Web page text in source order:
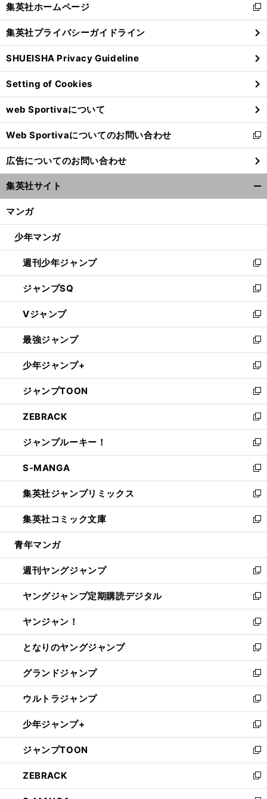
閉
る
集英社ホームページ
新
し
い
ウ
ィ
ン
ド
ウ
で
開
く
集英社プライバシーガイドライン
SHUEISHA Privacy Guideline
Setting of Cookies
web Sportivaについて
Web Sportivaについてのお問い合わせ
新
し
い
ウ
ィ
ン
ウ
開
く
広告についてのお問い合わせ
集英社サイト
マンガ
少年マンガ
週刊少年ジャンプ
新
し
い
ウ
ィ
ン
ド
ウ
で
開
く
ジャンプSQ
新
し
い
ウ
ィ
ン
ド
ウ
で
開
く
Vジャンプ
新
し
い
ウ
ィ
ン
ド
ウ
で
開
く
最強ジャンプ
新
し
い
ウ
ィ
ン
ド
ウ
で
開
く
少年ジャンプ+
新
し
い
ウ
ィ
ン
ド
ウ
で
開
く
ジャンプTOON
新
し
い
ウ
ィ
ン
ド
ウ
で
開
く
ZEBRACK
新
し
い
ウ
ィ
ン
ド
ウ
で
開
ジャンプルーキー！
新
し
い
ウ
ィ
ン
ド
ウ
開
く
S-MANGA
新
し
い
ウ
ィ
ン
ウ
で
開
く
集英社ジャンプリミックス
新
し
い
ウ
ン
ド
ウ
で
開
く
集英社コミック文庫
新
し
ウ
ィ
ン
ド
ウ
で
開
く
青年マンガ
週刊ヤングジャンプ
新
し
い
ウ
ィ
ン
ド
ウ
で
開
く
ヤングジャンプ定期購読デジタル
新
し
い
ウ
ィ
ン
ド
ウ
で
開
く
ヤンジャン！
新
し
い
ウ
ィ
ン
ド
ウ
で
開
く
となりのヤングジャンプ
新
し
い
ウ
ィ
ン
ド
ウ
で
開
く
グランドジャンプ
新
し
い
ウ
ィ
ン
ド
ウ
で
開
ウルトラジャンプ
新
し
い
ウ
ィ
ン
ド
ウ
少年ジャンプ+
新
し
い
ウ
ィ
ン
ジャンプTOON
新
し
い
ウ
ZEBRACK
新
し